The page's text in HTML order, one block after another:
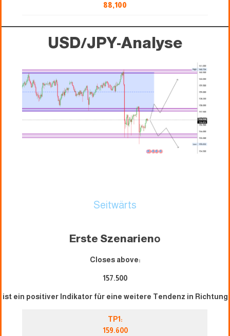
88,100
USD/JPY-Analyse
Seitwärts
Erste Szenarieno
Closes above:
157.500
ist ein positiver Indikator für eine weitere Tendenz in Richtung
TP1:
159.600